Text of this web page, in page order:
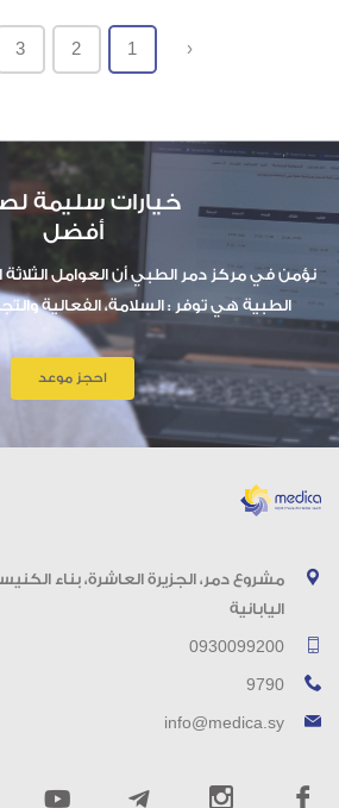
‹
1
2
3
خيارات سليمة
أفضل
نؤمن في مركز دمر الطبي أن العوامل
الطبية هي توفر : السلامة، الفعالية
احجز موعد
مشروع دمر، الجزيرة العاشرة، بناء
اليابانية
0930099200
9790
info@medica.sy